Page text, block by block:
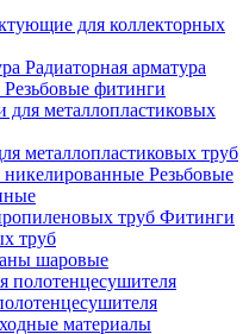
для коллекторных
Радиаторная арматура
Резьбовые фитинги
металлопластиковых труб
Резьбовые
Фитинги
труб
шаровые